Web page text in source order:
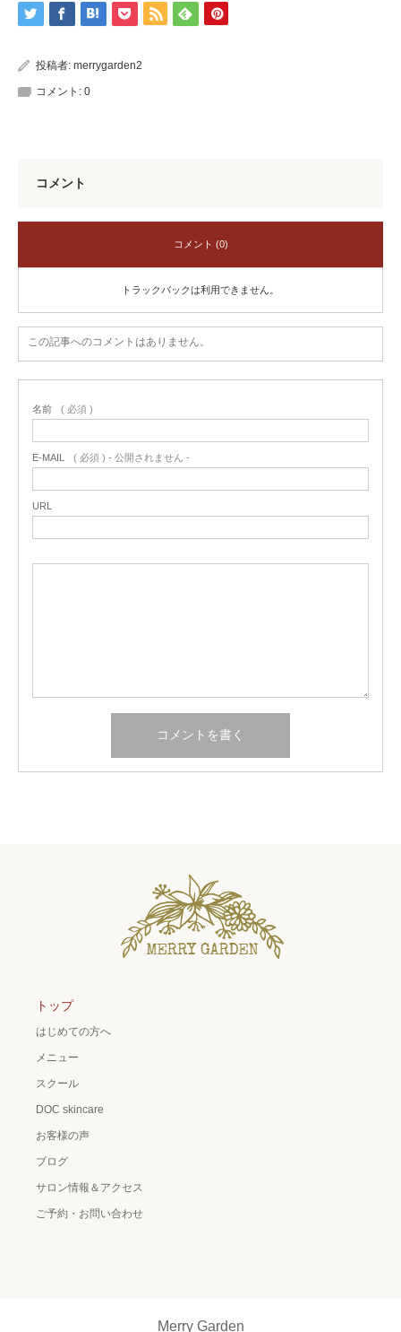
投稿者: merrygarden2
コメント: 0
コメント
コメント (0)
トラックバックは利用できません。
この記事へのコメントはありません。
名前 ( 必須 )
E-MAIL ( 必須 ) - 公開されません -
URL
トップ
はじめての方へ
メニュー
スクール
DOC skincare
お客様の声
ブログ
サロン情報＆アクセス
ご予約・お問い合わせ
Merry Garden